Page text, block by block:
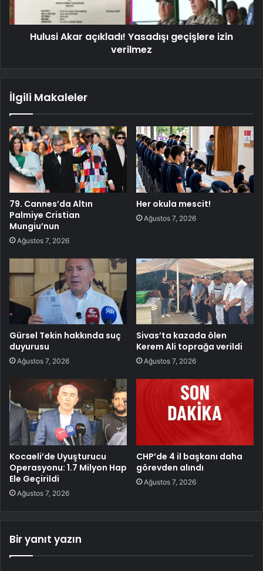
Hulusi Akar açıkladı! Yasadışı geçişlere izin
verilmez
İlgili Makaleler
79. Cannes’da Altın
Palmiye Cristian
Mungiu’nun
Ağustos 7, 2026
Her okula mescit!
Ağustos 7, 2026
Gürsel Tekin hakkında suç
duyurusu
Ağustos 7, 2026
Sivas’ta kazada ölen
Kerem Ali toprağa verildi
Ağustos 7, 2026
Kocaeli’de Uyuşturucu
Operasyonu: 1.7 Milyon Hap
Ele Geçirildi
Ağustos 7, 2026
CHP’de 4 il başkanı daha
görevden alındı
Ağustos 7, 2026
Bir yanıt yazın